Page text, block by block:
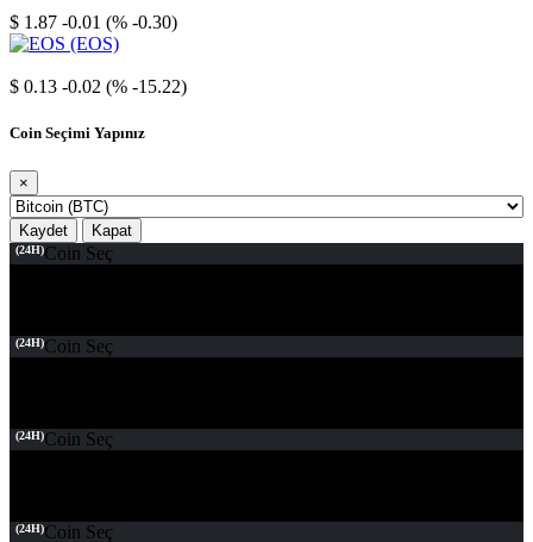
$ 1.87 -0.01 (% -0.30)
$ 0.13 -0.02 (% -15.22)
Coin Seçimi Yapınız
×
Kaydet Kapat
(24H)Coin Seç
(24H)Coin Seç
(24H)Coin Seç
(24H)Coin Seç